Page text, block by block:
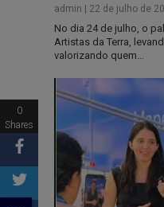
admin | 22 de julho de
No dia 24 de julho, o
Artistas da Terra,
valorizando quem…
0
Shares